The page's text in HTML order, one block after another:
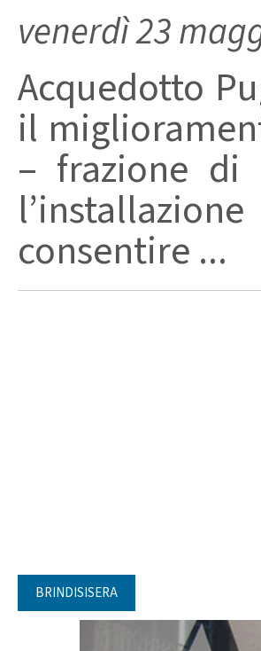
venerdì 23
Acquedotto
il
– frazione di
consentire ...
BRINDISISERA